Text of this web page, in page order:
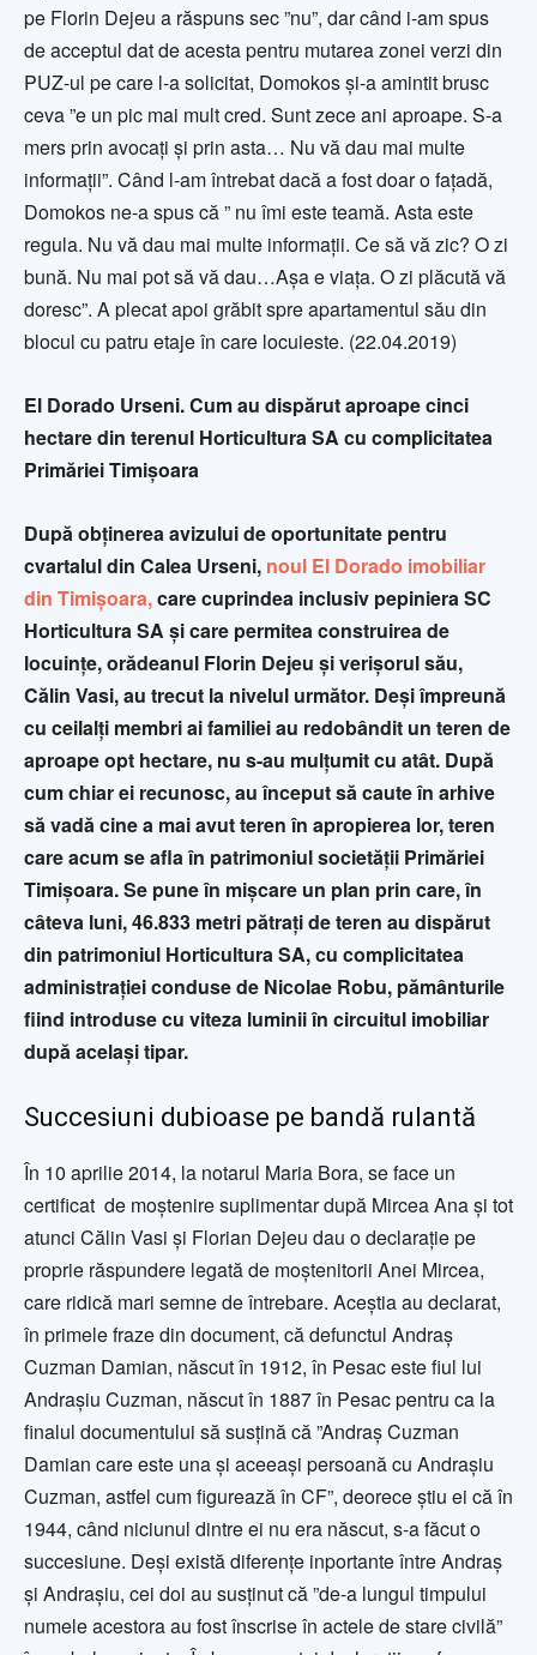
pe Florin Dejeu a răspuns sec ”nu”, dar când i-am spus
de acceptul dat de acesta pentru mutarea zonei verzi din
PUZ-ul pe care l-a solicitat, Domokos și-a amintit brusc
ceva ”e un pic mai mult cred. Sunt zece ani aproape. S-a
mers prin avocați și prin asta… Nu vă dau mai multe
informații”. Când l-am întrebat dacă a fost doar o fațadă,
Domokos ne-a spus că ” nu îmi este teamă. Asta este
regula. Nu vă dau mai multe informații. Ce să vă zic? O zi
bună. Nu mai pot să vă dau…Așa e viața. O zi plăcută vă
doresc”. A plecat apoi grăbit spre apartamentul său din
blocul cu patru etaje în care locuieste. (22.04.2019)
El Dorado Urseni. Cum au dispărut aproape cinci
hectare din terenul Horticultura SA cu complicitatea
Primăriei Timișoara
După obținerea avizului de oportunitate pentru
cvartalul din Calea Urseni, noul El Dorado imobiliar
din Timișoara,care cuprindea inclusiv pepiniera SC
Horticultura SA și care permitea construirea de
locuințe, orădeanul Florin Dejeu și verișorul său,
Călin Vasi, au trecut la nivelul următor. Deși împreună
cu ceilalți membri ai familiei au redobândit un teren de
aproape opt hectare, nu s-au mulțumit cu atât. După
cum chiar ei recunosc, au început să caute în arhive
să vadă cine a mai avut teren în apropierea lor, teren
care acum se afla în patrimoniul societății Primăriei
Timișoara. Se pune în mișcare un plan prin care, în
câteva luni, 46.833 metri pătrați de teren au dispărut
din patrimoniul Horticultura SA, cu complicitatea
administrației conduse de Nicolae Robu, pământurile
fiind introduse cu viteza luminii în circuitul imobiliar
după același tipar.
Succesiuni dubioase pe bandă rulantă
În 10 aprilie 2014, la notarul Maria Bora, se face un
certificat de moștenire suplimentar după Mircea Ana și tot
atunci Călin Vasi și Florian Dejeu dau o declarație pe
proprie răspundere legată de moștenitorii Anei Mircea,
care ridică mari semne de întrebare. Aceștia au declarat,
în primele fraze din document, că defunctul Andraș
Cuzman Damian, născut în 1912, în Pesac este fiul lui
Andrașiu Cuzman, născut în 1887 în Pesac pentru ca la
finalul documentului să susțină că ”Andraș Cuzman
Damian care este una și aceeași persoană cu Andrașiu
Cuzman, astfel cum figurează în CF”, deorece știu ei că în
1944, când niciunul dintre ei nu era născut, s-a făcut o
succesiune. Deși există diferențe inportante între Andraș
și Andrașiu, cei doi au susținut că ”de-a lungul timpului
numele acestora au fost înscrise în actele de stare civilă”